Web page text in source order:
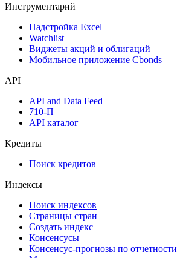
Инструментарий
Надстройка Excel
Watchlist
Виджеты акций и облигаций
Мобильное приложение Cbonds
API
API and Data Feed
710-П
API каталог
Кредиты
Поиск кредитов
Индексы
Поиск индексов
Страницы стран
Создать индекс
Консенсусы
Консенсус-прогнозы по отчетности